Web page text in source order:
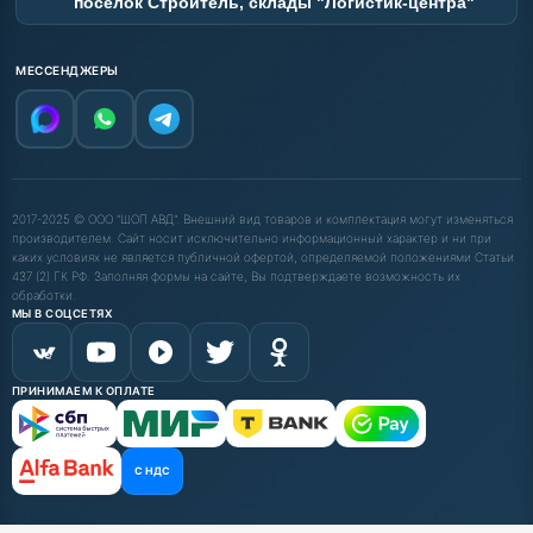
МЕССЕНДЖЕРЫ
2017-2025 © ООО "ШОП АВД". Внешний вид товаров и комплектация могут изменяться
производителем. Сайт носит исключительно информационный характер и ни при
каких условиях не является публичной офертой, определяемой положениями Статьи
437 (2) ГК РФ. Заполняя формы на сайте, Вы подтверждаете возможность их
обработки.
МЫ В СОЦСЕТЯХ
ПРИНИМАЕМ К ОПЛАТЕ
С НДС